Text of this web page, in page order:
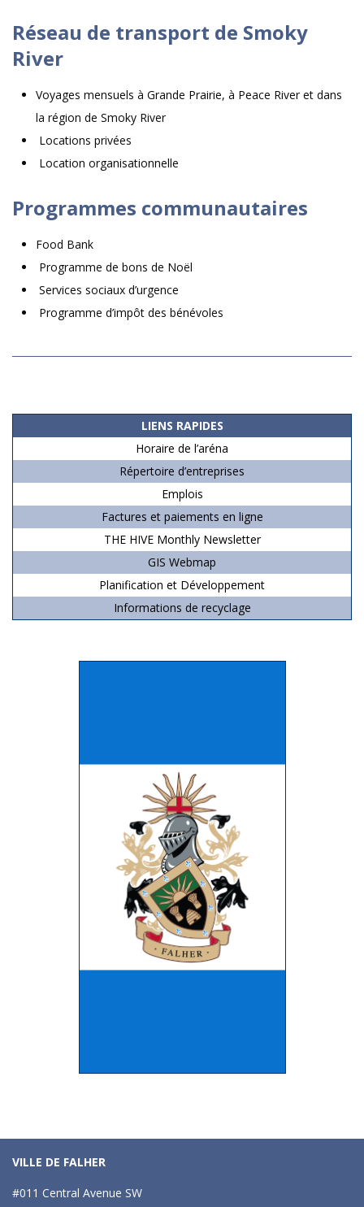
Réseau de transport de Smoky
River
Voyages mensuels à Grande Prairie, à Peace River et dans
la région de Smoky River
Locations privées
Location organisationnelle
Programmes communautaires
Food Bank
Programme de bons de Noël
Services sociaux d’urgence
Programme d’impôt des bénévoles
06
LIENS RAPIDES
Horaire de l’aréna
Répertoire d’entreprises
Emplois
Factures et paiements en ligne
THE HIVE Monthly Newsletter
GIS Webmap
Planification et Développement
Informations de recyclage
VILLE DE FALHER
#011 Central Avenue SW